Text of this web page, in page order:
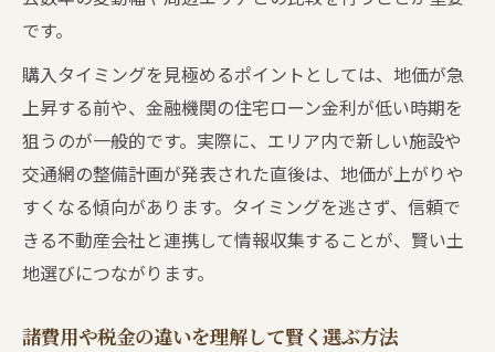
です。
購入タイミングを見極めるポイントとしては、地価が急
上昇する前や、金融機関の住宅ローン金利が低い時期を
狙うのが一般的です。実際に、エリア内で新しい施設や
交通網の整備計画が発表された直後は、地価が上がりや
すくなる傾向があります。タイミングを逃さず、信頼で
きる不動産会社と連携して情報収集することが、賢い土
地選びにつながります。
諸費用や税金の違いを理解して賢く選ぶ方法